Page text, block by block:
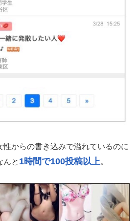
からの書き込みで溢れているのに
んと 1時間で100投稿以上。